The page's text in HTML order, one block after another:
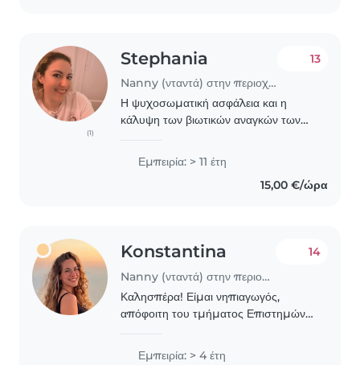
(1)
Stephania
Nanny (νταντά) στην περιοχή Αθήνα
13
Η ψυχοσωματική ασφάλεια και η
κάλυψη των βιωτικών αναγκών των
απασχόληση, προσαρμόζεται στη
διάθεση και τα ενδιαφέροντά..
Εμπειρία: > 11 έτη
15,00 €/ώρα
Konstantina
Nanny (νταντά) στην περιοχή Θεσσαλονίκη
14
Καλησπέρα! Είμαι νηπιαγωγός,
απόφοιτη του τμήματος Επιστημών
Εμπειρία: > 4 έτη